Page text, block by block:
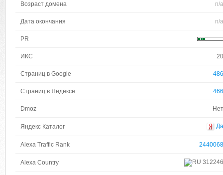
Возраст домена n/a
Дата окончания n/a
PR
ИКС 20
Страниц в Google 486
Страниц в Яндексе 466
Dmoz Нет
Яндекс Каталог Да
Alexa Traffic Rank 2440068
Alexa Country 312246